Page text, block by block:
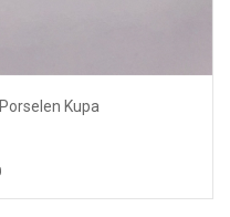
Kupa